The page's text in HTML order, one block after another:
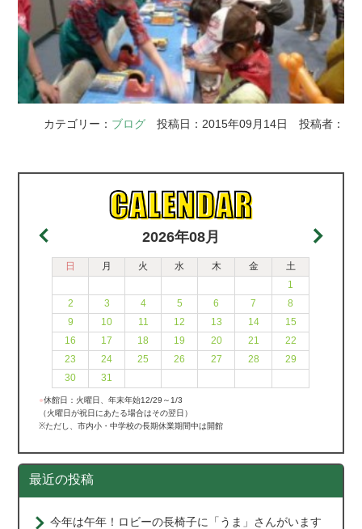
カテゴリー： ブログ投稿日：2015年09月14日 投稿者：
2026年08月
日 月 火 水 木 金
土
1
2
3 4 5 6 7
8
9
10 11 12 13 14
15
16
17 18 19 20 21
22
23
24 25 26 27 28
29
30
31
●休館日：火曜日、年末年始12/29～1/3
（火曜日が祝日にあたる場合はその翌日）
※ただし、市内小・中学校の長期休業期間中は開館
最近の投稿
今年は午年！ロビーの長椅子に「うま」さんがいます